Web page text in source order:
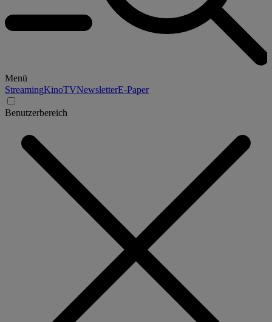
Menü
StreamingKinoTVNewsletterE-Paper
Benutzerbereich